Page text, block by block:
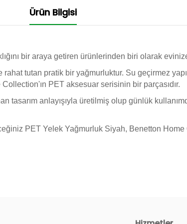
Ürün Bilgisi
bir araya getiren ürünlerinden biri olarak
tutan pratik bir yağmurluktur. Su geçirmez
PET aksesuar serisinin bir parçasıdır.
tasarım anlayışıyla üretilmiş olup günlük
PET Yelek Yağmurluk Siyah, Benetton Home